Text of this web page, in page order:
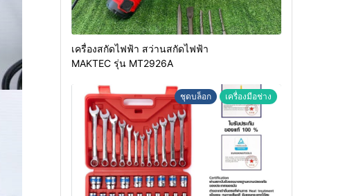
เครื่องสกัดไฟฟ้า สว่านสกัดไฟฟ้า
MAKTEC รุ่น MT2926A
ชุดบล็อก เครื่องมือช่าง